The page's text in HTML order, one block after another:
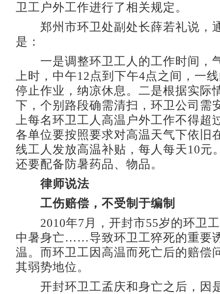
卫工户外工作进行了相关规定。
郑州市环卫处副处长薛若礼说，
是：
一是调整环卫工人的工作时间，
上时，中午12点到下午4点之间，一
停止作业，纳凉休息。二是根据实际
下，个别路段确需清扫，环卫公司需
上每名环卫工人高温户外工作不得超
各单位要按照要求对高温天气下依旧
线工人发放高温补贴，每人每天10元
还要配备防暑药品、物品。
律师说法
工伤赔偿，不受制于编制
2010年7月，开封市55岁的环卫工
中暑身亡……导致环卫工猝死的重要
温。而环卫工因高温而死亡后的赔偿
其弱势地位。
开封环卫工孟庆和身亡之后，因